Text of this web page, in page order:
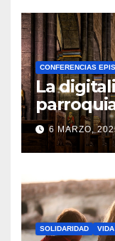
CONFERENCIAS
La
realidad
la Iglesia
6 MARZO,
SOLIDARIDAD